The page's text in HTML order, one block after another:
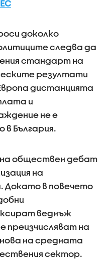
доколко
следва да
стандарт на
резултати
дистанцията
и
не е
в България.
обществен дебат
на
в повечето
веднъж
преизчисляват на
на средната
сектор.